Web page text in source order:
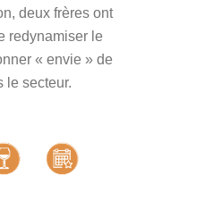
deux frères ont
redynamiser le
« envie » de
le secteur.